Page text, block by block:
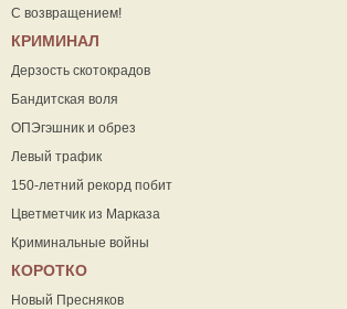
С возвращением!
КРИМИНАЛ
Дерзость скотокрадов
Бандитская воля
ОПЭгэшник и обрез
Левый трафик
150-летний рекорд побит
Цветметчик из Марказа
Криминальные войны
КОРОТКО
Новый Пресняков